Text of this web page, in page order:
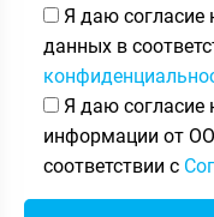
Я даю согласие
данных в
Я даю согласие
информации от
соответствии с